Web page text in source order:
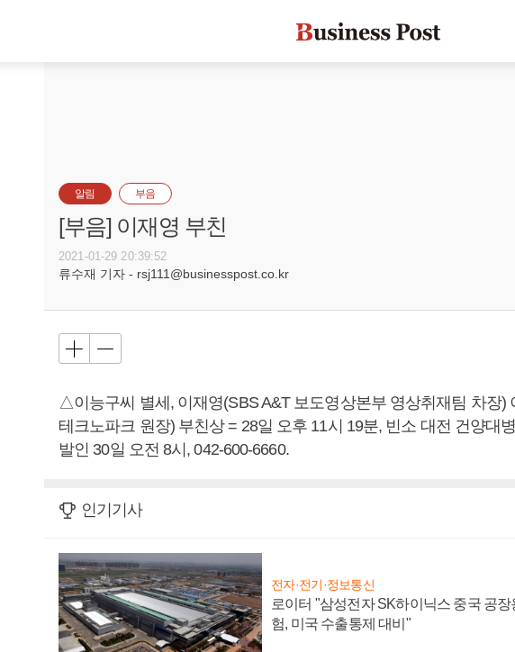
알림 부음
[부음] 이재영 부친
2021-01-29 20:39:52
류수재 기자 - rsj111@businesspost.co.kr
△이능구씨 별세, 이재영(SBS A&T 보도영상본부 영상취재팀 차장)
테크노파크 원장) 부친상 = 28일 오후 11시 19분, 빈소 대전 건양대
발인 30일 오전 8시, 042-600-6660.
인기기사
전자·전기·정보통신
로이터 "삼성전자 SK하이닉스 중국 공장
험, 미국 수출통제 대비"